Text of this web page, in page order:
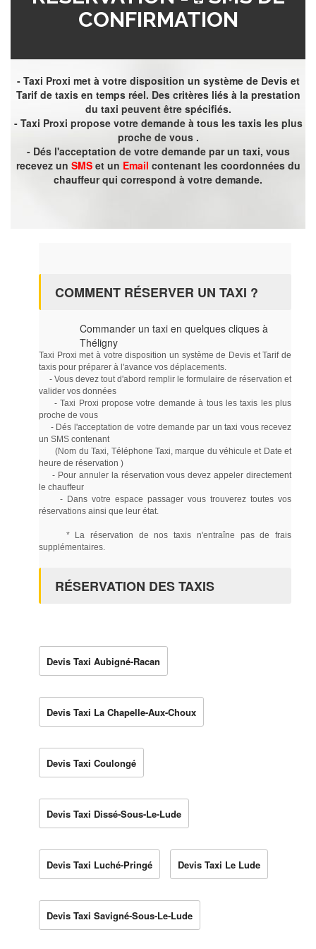
CONFIRMATION
- Taxi Proxi met à votre disposition un système de Devis et
Tarif de taxis en temps réel. Des critères liés à la prestation
du taxi peuvent être spécifiés.
- Taxi Proxi propose votre demande à tous les taxis les plus
proche de vous .
- Dés l'acceptation de votre demande par un taxi, vous
recevez un SMSet un Email contenant les coordonnées du
chauffeur qui correspond à votre demande.
COMMENT RÉSERVER UN TAXI ?
Commander un taxi en quelques cliques à
Théligny
Taxi Proxi met à votre disposition un système de Devis et Tarif de
taxis pour préparer à l'avance vos déplacements.
- Vous devez tout d'abord remplir le formulaire de réservation et
valider vos données
- Taxi Proxi propose votre demande à tous les taxis les plus
proche de vous
- Dés l'acceptation de votre demande par un taxi vous recevez
un SMS contenant
(Nom du Taxi, Téléphone Taxi, marque du véhicule et Date et
heure de réservation )
- Pour annuler la réservation vous devez appeler directement
le chauffeur
- Dans votre espace passager vous trouverez toutes vos
réservations ainsi que leur état.
* La réservation de nos taxis n'entraîne pas de frais
supplémentaires.
RÉSERVATION DES TAXIS
Devis Taxi Aubigné-Racan
Devis Taxi La Chapelle-Aux-Choux
Devis Taxi Coulongé
Devis Taxi Dissé-Sous-Le-Lude
Devis Taxi Luché-Pringé Devis Taxi Le Lude
Devis Taxi Savigné-Sous-Le-Lude